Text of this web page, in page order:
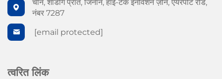
चीन, शांडोंग प्रांत, जिनान, हाई-टेक इनोवेशन ज़ोन, एयरपोर्ट रोड,
नंबर 7287
[email protected]
त्वरित लिंक